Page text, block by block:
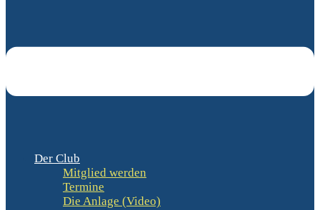
Der Club
Mitglied werden
Termine
Die Anlage (Video)